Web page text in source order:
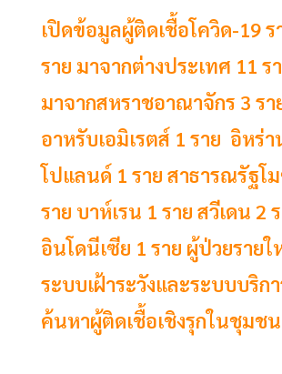
เปิดข้อมูลผู้ติดเชื้อโควิด-19 ร
ราย มาจากต่างประเทศ 11 ร
มาจากสหราชอาณาจักร 3 รา
อาหรับเอมิเรตส์ 1 ราย อิหร่า
โปแลนด์ 1 ราย สาธารณรัฐโ
ราย บาห์เรน 1 ราย สวีเดน 2
อินโดนีเซีย 1 ราย ผู้ป่วยรายใ
ระบบเฝ้าระวังและระบบบริก
ค้นหาผู้ติดเชื้อเชิงรุกในชุมชน